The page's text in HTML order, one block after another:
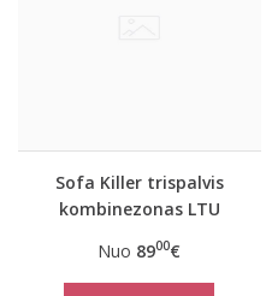
Sofa Killer trispalvis
kombinezonas LTU
Nuo 8900€